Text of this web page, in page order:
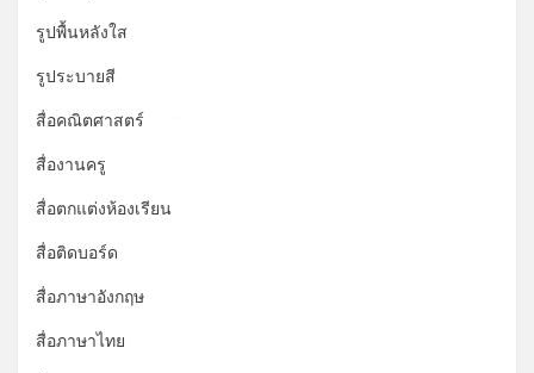
รูปพื้นหลังใส
รูประบายสี
สื่อคณิตศาสตร์
สื่องานครู
สื่อตกแต่งห้องเรียน
สื่อติดบอร์ด
สื่อภาษาอังกฤษ
สื่อภาษาไทย